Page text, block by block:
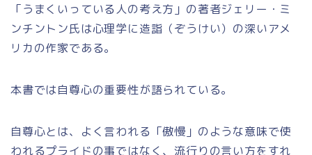
「うまくいっている人の考え方」の著者ジェリー・ミ
ンチントン氏は心理学に造詣（ぞうけい）の深いアメ
リカの作家である。
本書では自尊心の重要性が語られている。
自尊心とは、よく言われる「傲慢」のような意味で使
われるプライドの事ではなく、流行りの言い方をすれ